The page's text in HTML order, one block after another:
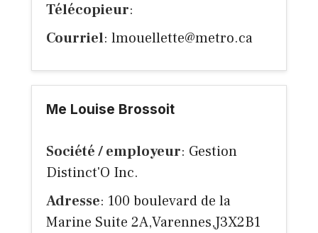
Télécopieur:
Courriel: lmouellette@metro.ca
Me Louise Brossoit
Société / employeur: Gestion
Distinct'O Inc.
Adresse: 100 boulevard de la
Marine Suite 2A,Varennes,J3X2B1